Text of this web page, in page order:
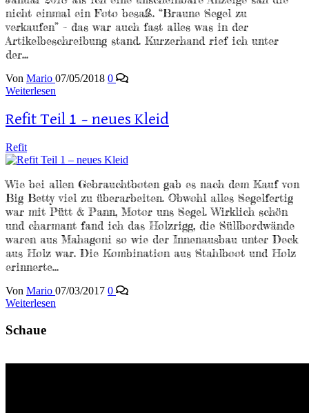
nicht einmal ein Foto besaß. “Braune Segel zu
verkaufen” – das war auch fast alles was in der
Artikelbeschreibung stand. Kurzerhand rief ich unter
der…
Von Mario 07/05/2018 0
Weiterlesen
Refit Teil 1 – neues Kleid
Refit
Wie bei allen Gebrauchtboten gab es nach dem Kauf von
Big Betty viel zu überarbeiten. Obwohl alles Segelfertig
war mit Pütt & Pann, Motor uns Segel. Wirklich schön
und charmant fand ich das Holzrigg, die Süllbordwände
waren aus Mahagoni so wie der Innenausbau unter Deck
aus Holz war. Die Kombination aus Stahlboot und Holz
erinnerte…
Von Mario 07/03/2017 0
Weiterlesen
Schaue